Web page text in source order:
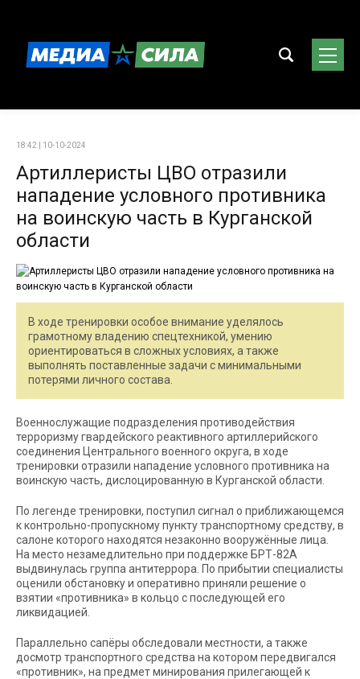
18:42 | 10-10-2024
Артиллеристы ЦВО отразили
нападение условного противника
на воинскую часть в Курганской
области
В ходе тренировки особое внимание уделялось
грамотному владению спецтехникой, умению
ориентироваться в сложных условиях, а также
выполнять поставленные задачи с минимальными
потерями личного состава.
Военнослужащие подразделения противодействия
терроризму гвардейского реактивного артиллерийского
соединения Центрального военного округа, в ходе
тренировки отразили нападение условного противника на
воинскую часть, дислоцированную в Курганской области.
По легенде тренировки, поступил сигнал о приближающемся
к контрольно-пропускному пункту транспортному средству, в
салоне которого находятся незаконно вооружённые лица.
На место незамедлительно при поддержке БРТ-82А
выдвинулась группа антитеррора. По прибытии специалисты
оценили обстановку и оперативно приняли решение о
взятии «противника» в кольцо с последующей его
ликвидацией.
Параллельно сапёры обследовали местности, а также
досмотр транспортного средства на котором передвигался
«противник», на предмет минирования прилегающей к